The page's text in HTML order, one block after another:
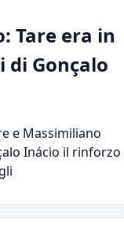
Tare era in
Gonçalo
e Massimiliano
Inácio il rinforzo